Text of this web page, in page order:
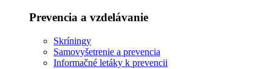
Prevencia a vzdelávanie
Skríningy
Samovyšetrenie a prevencia
Informačné letáky k prevencii